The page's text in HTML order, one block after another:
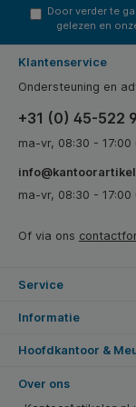
Door verder te
gelezen en
Klantenservice
Ondersteuning en
+31 (0) 45-522
ma-vr, 08:30 - 17:00
ma-vr, 08:30 - 17:00
Of via ons
Service
Informatie
Hoofdkantoor &
Over ons